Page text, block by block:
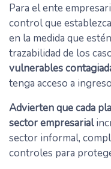
Para el ente
control que
en la medida que
trazabilidad de los
vulnerables
tenga acceso a
Advierten que cada
sector empresarial
sector informal,
controles para